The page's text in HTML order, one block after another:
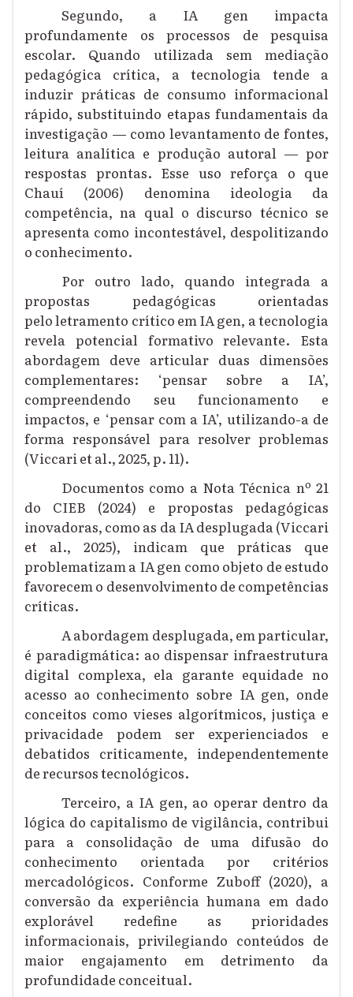
Segundo, a IA gen impacta
profundamente os processos de pesquisa
escolar. Quando utilizada sem mediação
pedagógica crítica, a tecnologia tende a
induzir práticas de consumo informacional
rápido, substituindo etapas fundamentais da
investigação — como levantamento de fontes,
leitura analítica e produção autoral — por
respostas prontas. Esse uso reforça o que
Chauí (2006) denomina ideologia da
competência, na qual o discurso técnico se
apresenta como incontestável, despolitizando
o conhecimento.
Por outro lado, quando integrada a
propostas pedagógicas orientadas
pelo letramento crítico em IA gen, a tecnologia
revela potencial formativo relevante. Esta
abordagem deve articular duas dimensões
complementares: ‘pensar sobre a IA’,
compreendendo seu funcionamento e
impactos, e ‘pensar com a IA’, utilizando-a de
forma responsável para resolver problemas
(Viccari et al., 2025, p. 11).
Documentos como a Nota Técnica nº 21
do CIEB (2024) e propostas pedagógicas
inovadoras, como as da IA desplugada (Viccari
et al., 2025), indicam que práticas que
problematizam a IA gen como objeto de estudo
favorecem o desenvolvimento de competências
críticas.
A abordagem desplugada, em particular,
é paradigmática: ao dispensar infraestrutura
digital complexa, ela garante equidade no
acesso ao conhecimento sobre IA gen, onde
conceitos como vieses algorítmicos, justiça e
privacidade podem ser experienciados e
debatidos criticamente, independentemente
de recursos tecnológicos.
Terceiro, a IA gen, ao operar dentro da
lógica do capitalismo de vigilância, contribui
para a consolidação de uma difusão do
conhecimento orientada por critérios
mercadológicos. Conforme Zuboff (2020), a
conversão da experiência humana em dado
explorável redefine as prioridades
informacionais, privilegiando conteúdos de
maior engajamento em detrimento da
profundidade conceitual.